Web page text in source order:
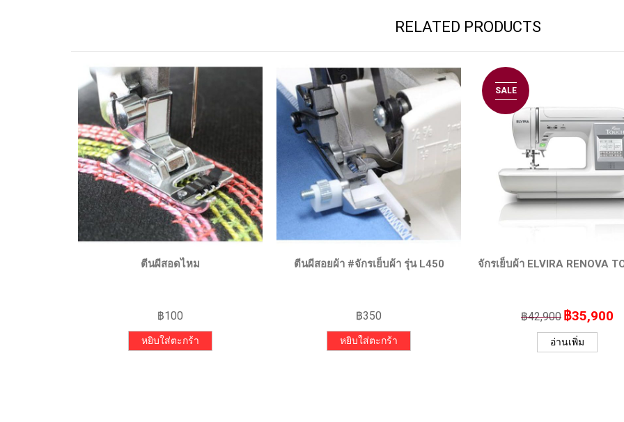
RELATED PRODUCTS
QUICK VIEW
ตีนผีสอดไหม
฿100
หยิบใส่ตะกร้า
QUICK VIEW
ตีนผีสอยผ้า #จักรเย็บผ้า รุ่น L450
฿350
หยิบใส่ตะกร้า
SALE
QUICK VIEW
จักรเย็บผ้า ELVIRA RENOVA
฿42,900 Original
was:
฿35,900
อ่านเพิ่ม